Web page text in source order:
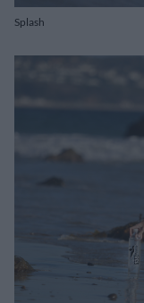
Splash